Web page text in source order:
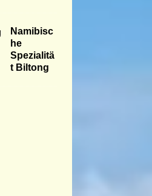
Namibisc
he
Spezialitä
t Biltong